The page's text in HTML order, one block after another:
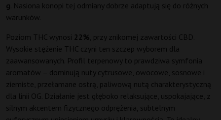
g . Nasiona konopi tej odmiany dobrze adaptują się do różnych
warunków.
Poziom THC wynosi 22% , przy znikomej zawartości CBD.
Wysokie stężenie THC czyni ten szczep wyborem dla
zaawansowanych. Profil terpenowy to prawdziwa symfonia
aromatów – dominują nuty cytrusowe, owocowe, sosnowe i
ziemiste, przełamane ostrą, paliwową nutą charakterystyczną
dla linii OG. Działanie jest głęboko relaksujące, uspokajające, z
silnym akcentem fizycznego odprężenia, subtelnym